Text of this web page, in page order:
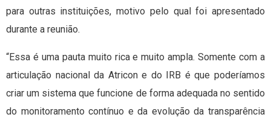
para outras instituições, motivo pelo qual foi apresentado
durante a reunião.
“Essa é uma pauta muito rica e muito ampla. Somente com a
articulação nacional da Atricon e do IRB é que poderíamos
criar um sistema que funcione de forma adequada no sentido
do monitoramento contínuo e da evolução da transparência